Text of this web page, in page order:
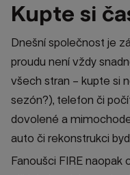
Kupte si
Dnešní společnost je
proudu není vždy
všech stran – kupte si
sezón?), telefon či
dovolené a
auto či rekonstrukci
Fanoušci FIRE naopak